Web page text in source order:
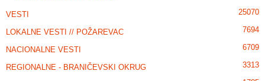
VESTI 25070
LOKALNE VESTI // POŽAREVAC 7694
NACIONALNE VESTI 6709
REGIONALNE - BRANIČEVSKI OKRUG 3313